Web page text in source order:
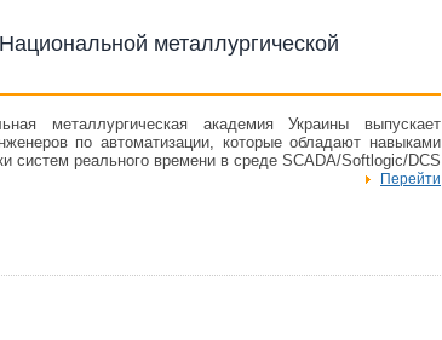
металлургической
металлургическая академия Украины выпускает
по автоматизации, которые обладают навыками
систем реального времени в среде SCADA/Softlogic/DCS
Перейти